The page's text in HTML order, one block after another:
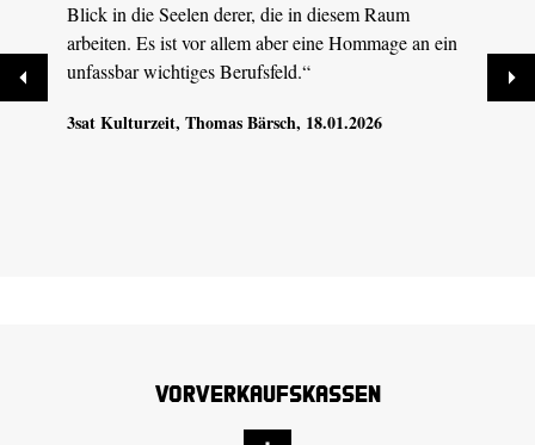
Blick in die Seelen derer, die in diesem Raum
arbeiten. Es ist vor allem aber eine Hommage an ein
unfassbar wichtiges Berufsfeld.“
3sat Kulturzeit, Thomas Bärsch, 18.01.2026
Vorverkaufskassen